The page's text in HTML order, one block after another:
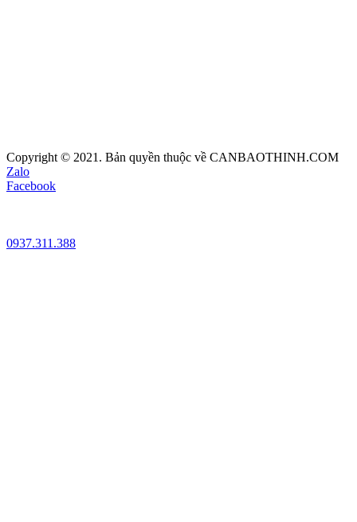
Copyright © 2021. Bản quyền thuộc về CANBAOTHINH.COM
Zalo
Facebook
0937.311.388